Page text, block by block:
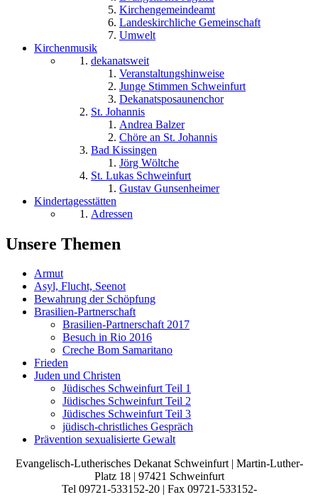
Kirchengemeindeamt
Landeskirchliche Gemeinschaft
Umwelt
Kirchenmusik
dekanatsweit
Veranstaltungshinweise
Junge Stimmen Schweinfurt
Dekanatsposaunenchor
St. Johannis
Andrea Balzer
Chöre an St. Johannis
Bad Kissingen
Jörg Wöltche
St. Lukas Schweinfurt
Gustav Gunsenheimer
Kindertagesstätten
Adressen
Unsere Themen
Armut
Asyl, Flucht, Seenot
Bewahrung der Schöpfung
Brasilien-Partnerschaft
Brasilien-Partnerschaft 2017
Besuch in Rio 2016
Creche Bom Samaritano
Frieden
Juden und Christen
Jüdisches Schweinfurt Teil 1
Jüdisches Schweinfurt Teil 2
Jüdisches Schweinfurt Teil 3
jüdisch-christliches Gespräch
Prävention sexualisierte Gewalt
Evangelisch-Lutherisches Dekanat Schweinfurt | Martin-Luther-
Platz 18 | 97421 Schweinfurt
Tel 09721-533152-20 | Fax 09721-533152-